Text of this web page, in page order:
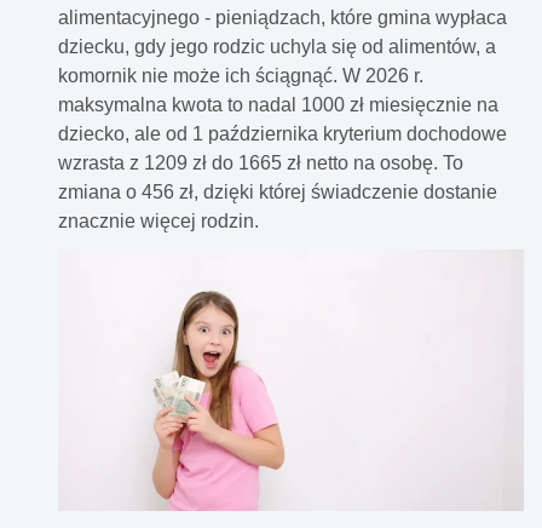
alimentacyjnego - pieniądzach, które gmina wypłaca
dziecku, gdy jego rodzic uchyla się od alimentów, a
komornik nie może ich ściągnąć. W 2026 r.
maksymalna kwota to nadal 1000 zł miesięcznie na
dziecko, ale od 1 października kryterium dochodowe
wzrasta z 1209 zł do 1665 zł netto na osobę. To
zmiana o 456 zł, dzięki której świadczenie dostanie
znacznie więcej rodzin.